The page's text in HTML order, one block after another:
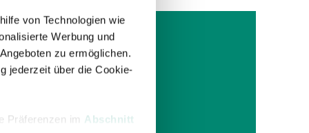
von Technologien wie
Werbung und
zu ermöglichen.
jederzeit über die Cookie-
Präferenzen im Abschnitt
im